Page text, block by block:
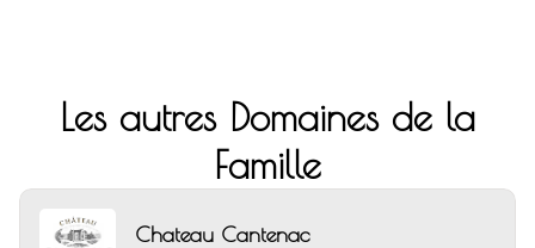
Les autres Domaines de la
Famille
Chateau Cantenac